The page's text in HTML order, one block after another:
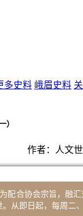
多史料 峨眉史料
）
作者： 人文
配合协会宗旨，融
从即日起，每周